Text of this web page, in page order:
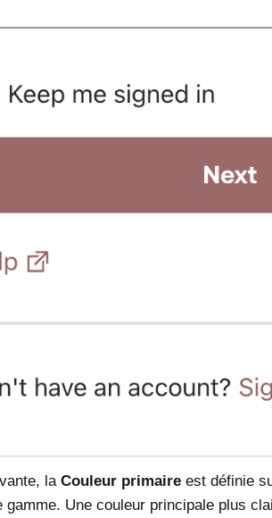
la Couleur primaireest définie
gamme. Une couleur principale plus